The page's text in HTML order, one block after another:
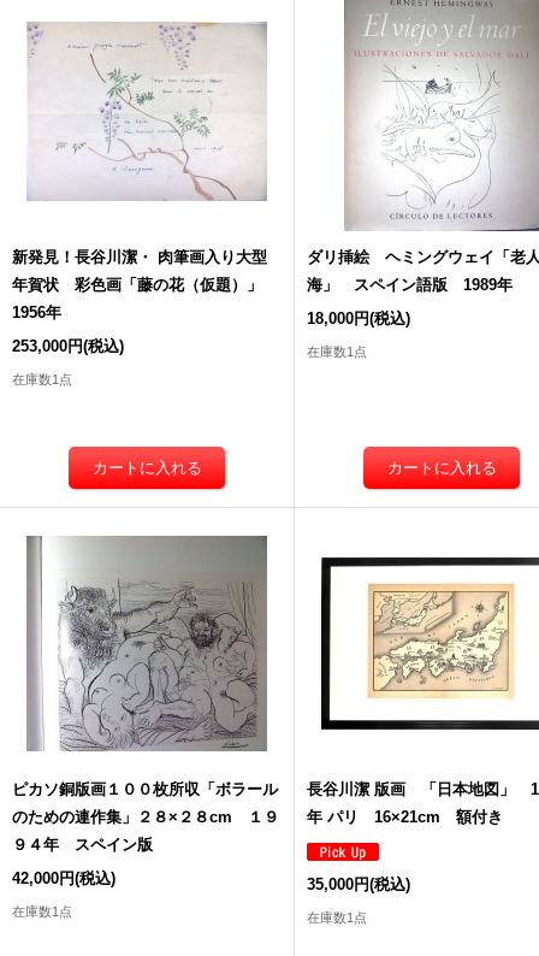
新発見！長谷川潔・ 肉筆画入り大型
年賀状 彩色画「藤の花（仮題）」
1956年
253,000円(税込)
在庫数1点
ダリ挿絵 ヘミングウェイ「老
海」 スペイン語版 1989年
18,000円(税込)
在庫数1点
ピカソ銅版画１００枚所収「ボラール
のための連作集」２８×２８cm １９
９４年 スペイン版
42,000円(税込)
在庫数1点
長谷川潔 版画 「日本地図」
年 パリ 16×21cm 額付き
35,000円(税込)
在庫数1点